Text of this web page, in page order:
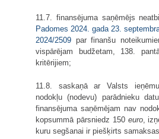
11.7. finansējuma saņēmējs
Padomes 2024. gada 23.
2024/2509 par finanšu
vispārējam budžetam, 138.
kritērijiem;
11.8. saskaņā ar Valsts
nodokļu (nodevu) parādnieku
finansējuma saņēmējam nav
kopsummā pārsniedz 150 euro,
kuru segšanai ir piešķirts